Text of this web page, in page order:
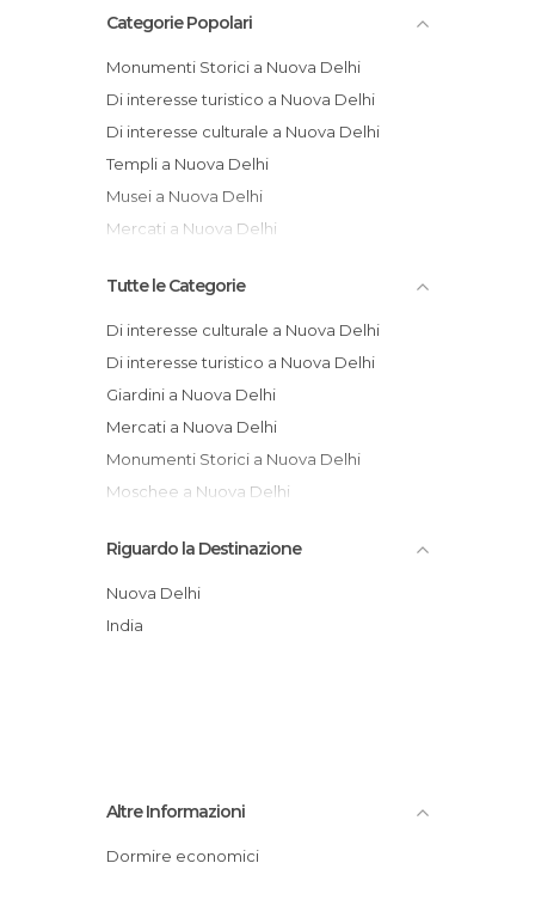
Categorie Popolari
Monumenti Storici a Nuova Delhi
Di interesse turistico a Nuova Delhi
Di interesse culturale a Nuova Delhi
Templi a Nuova Delhi
Musei a Nuova Delhi
Mercati a Nuova Delhi
Tutte le Categorie
Di interesse culturale a Nuova Delhi
Di interesse turistico a Nuova Delhi
Giardini a Nuova Delhi
Mercati a Nuova Delhi
Monumenti Storici a Nuova Delhi
Moschee a Nuova Delhi
Negozi a Nuova Delhi
Pub a Nuova Delhi
Quartieri a Nuova Delhi
Riguardo la Destinazione
Nuova Delhi
India
Altre Informazioni
Dormire economici